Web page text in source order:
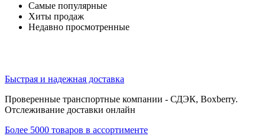
Самые популярные
Хиты продаж
Недавно просмотренные
Быстрая и надежная доставка
Проверенные транспортные компании - СДЭК, Boxberry.
Отслеживание доставки онлайн
Более 5000 товаров в ассортименте